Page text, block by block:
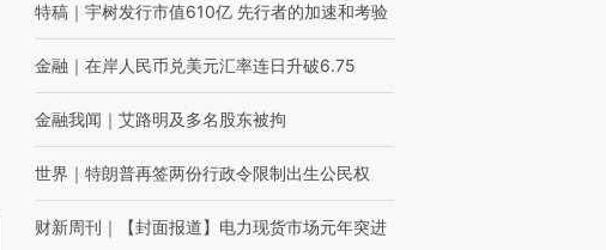
特稿 ｜ 宇树发行市值610亿 先行者的加速和考验
金融 ｜ 在岸人民币兑美元汇率连日升破6.75
金融我闻 ｜ 艾路明及多名股东被拘
世界 ｜ 特朗普再签两份行政令限制出生公民权
财新周刊 ｜ 【封面报道】电力现货市场元年突进